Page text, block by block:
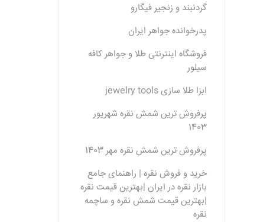
گردنبند و زنجیر فیگارو
پدرخوانده جواهر ایران
فروشگاه اینترنتی طلا و جواهر کافه
سیلور
ابزا طلا سازی jewelry tools
پرفروش ترین شمش نقره شهریور
1403
پرفروش ترین شمش نقره مهر 1403
خرید و فروش نقره | راهنمای جامع
بازار نقره در ایران |بهترین قیمت نقره
|بهترین قیمت شمش نقره و ساچمه
نقره